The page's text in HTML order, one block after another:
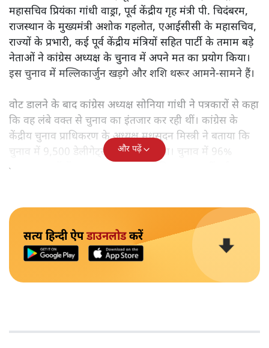
महासचिव प्रियंका गांधी वाड्रा, पूर्व केंद्रीय गृह मंत्री पी. चिदंबरम,
राजस्थान के मुख्यमंत्री अशोक गहलोत, एआईसीसी के महासचिव,
राज्यों के प्रभारी, कई पूर्व केंद्रीय मंत्रियों सहित पार्टी के तमाम बड़े
नेताओं ने कांग्रेस अध्यक्ष के चुनाव में अपने मत का प्रयोग किया।
इस चुनाव में मल्लिकार्जुन खड़गे और शशि थरूर आमने-सामने हैं।
वोट डालने के बाद कांग्रेस अध्यक्ष सोनिया गांधी ने पत्रकारों से कहा
कि वह लंबे वक्त से चुनाव का इंतजार कर रही थीं। कांग्रेस के
केंद्रीय चुनाव प्राधिकरण के अध्यक्ष मधुसूदन मिस्त्री ने बताया कि
चुनाव में 9,500 डेलीगेट्स ने मतदान किया। चुनाव में 96%
मतदान राज्यों में हुआ। चुनाव में कोई अप्रिय घटना नहीं हुई।
और पढ़ें
सत्य हिन्दी ऐपडाउनलोडकरें